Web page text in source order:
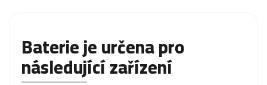
Baterie je určena pro
následující zařízení